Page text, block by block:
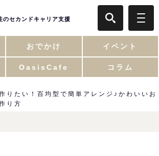
のセカンドキャリア支援
おでかけ イベント
OasisCafe コラム
りたい！百均型で簡単アレンジ♪かわいいお
り方